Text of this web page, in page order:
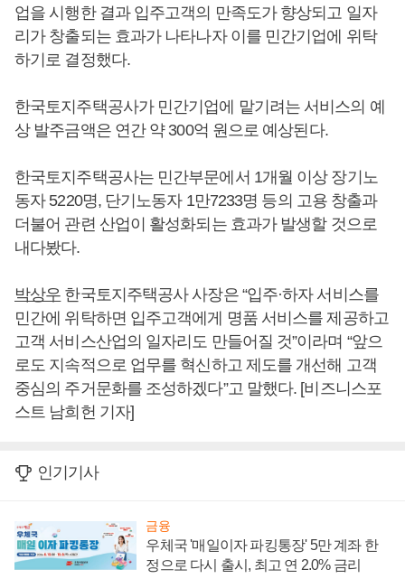
업을 시행한 결과 입주고객의 만족도가 향상되고 일자
리가 창출되는 효과가 나타나자 이를 민간기업에 위탁
하기로 결정했다.
한국토지주택공사가 민간기업에 맡기려는 서비스의 예
상 발주금액은 연간 약 300억 원으로 예상된다.
한국토지주택공사는 민간부문에서 1개월 이상 장기노
동자 5220명, 단기노동자 1만7233명 등의 고용 창출과
더불어 관련 산업이 활성화되는 효과가 발생할 것으로
내다봤다.
박상우 한국토지주택공사 사장은 “입주·하자 서비스를
민간에 위탁하면 입주고객에게 명품 서비스를 제공하고
고객 서비스산업의 일자리도 만들어질 것”이라며 “앞으
로도 지속적으로 업무를 혁신하고 제도를 개선해 고객
중심의 주거문화를 조성하겠다”고 말했다. [비즈니스포
스트 남희헌 기자]
인기기사
금융
우체국 '매일이자 파킹통장' 5만 계좌 한
정으로 다시 출시, 최고 연 2.0% 금리